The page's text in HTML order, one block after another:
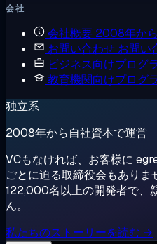
会社
会社概要 2008年か
お問い合わせ お問い
ビジネス向けプログ
教育機関向けプログ
独立系
2008年から自社資本で運営
VCもなければ、お客様に
ごとに迫る取締役会もあり
122,000名以上の開発者で、
ん。
私たちのストーリーを読む →